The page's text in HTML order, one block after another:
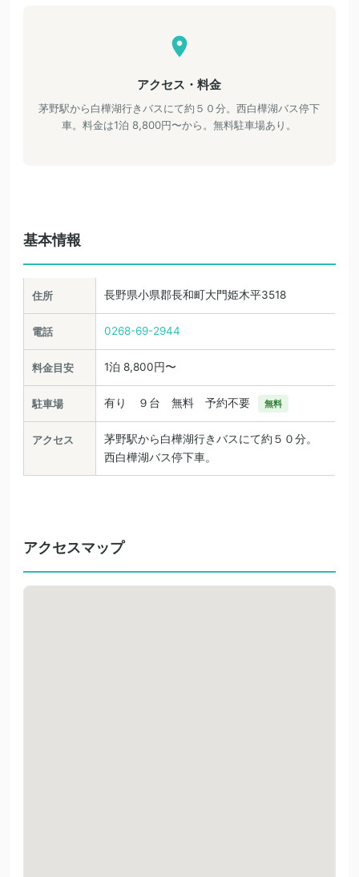
アクセス・料金
茅野駅から白樺湖行きバスにて約５０分。西白樺湖バス停下
車。料金は1泊 8,800円〜から。無料駐車場あり。
基本情報
住所 長野県小県郡長和町大門姫木平3518
電話 0268-69-2944
料金目安 1泊 8,800円〜
駐車場 有り ９台 無料 予約不要 無料
アクセス
茅野駅から白樺湖行きバスにて約５０分。
西白樺湖バス停下車。
アクセスマップ